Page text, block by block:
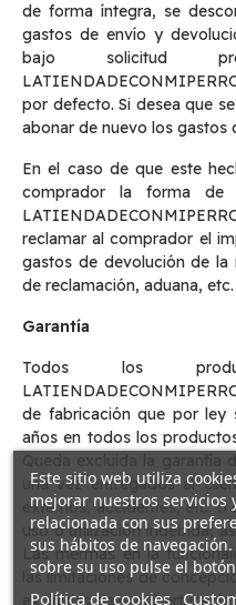
de forma íntegra, se
gastos de envío y
bajo solicitud
por defecto. Si desea que
abonar de nuevo los gastos
En el caso de que este
comprador la forma de
reclamar al comprador el
gastos de devolución de la
de reclamación, aduana, etc.
Garantía
Todos los
de fabricación que por ley
años en todos los
una vez entregados al
externos, accidentes, etc. o
uso o utilización indebida,
Las mermas en la
las limitaciones de
excluidas de la cobertura de
Este sitio web utiliza
mejorar nuestros
relacionada con sus
sus hábitos de
sobre su uso pulse el
Política de cookies